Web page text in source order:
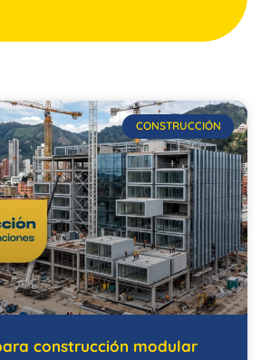
CONSTRUCCIÓN
construcción modular